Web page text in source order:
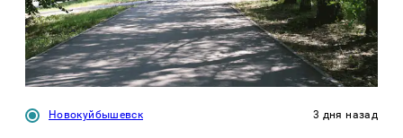
Новокуйбышевск 3 дня назад